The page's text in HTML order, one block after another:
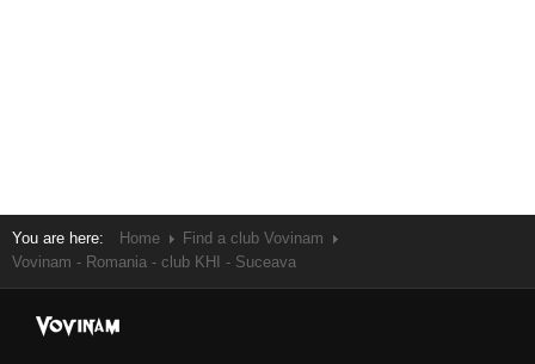
You are here: Home
Find a club Vovinam
Vovinam - Romania - club KHI - Suceava